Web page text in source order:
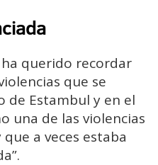
querido recordar
que se
de Estambul y en el
una de las violencias
a veces estaba